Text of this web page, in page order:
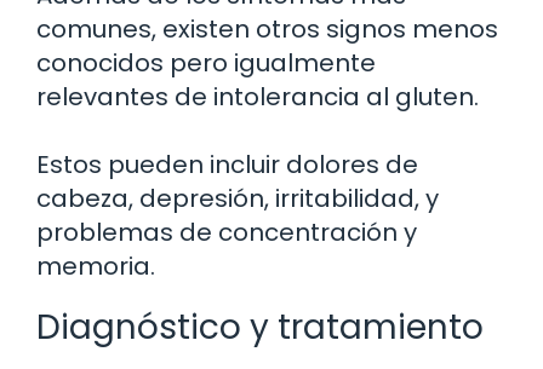
comunes, existen otros signos menos
conocidos pero igualmente
relevantes de intolerancia al gluten.
Estos pueden incluir dolores de
cabeza, depresión, irritabilidad, y
problemas de concentración y
memoria.
Diagnóstico y tratamiento